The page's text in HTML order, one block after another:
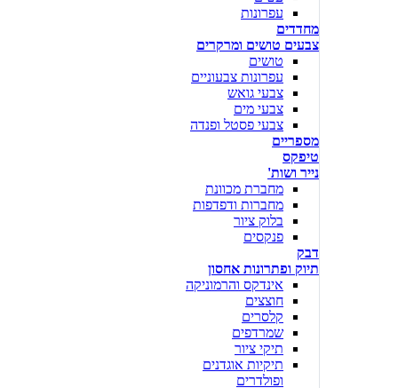
עפרונות
מחדדים
צבעים טושים ומרקרים
טושים
עפרונות צבעוניים
צבעי גואש
צבעי מים
צבעי פסטל ופנדה
מספריים
טיפקס
נייר ושות'
מחברת מכוונת
מחברות ודפדפות
בלוק ציור
פנקסים
דבק
תיוק ופתרונות אחסון
אינדקס והרמוניקה
חוצצים
קלסרים
שמרדפים
תיקי ציור
תיקיות אוגדנים
ופולדרים